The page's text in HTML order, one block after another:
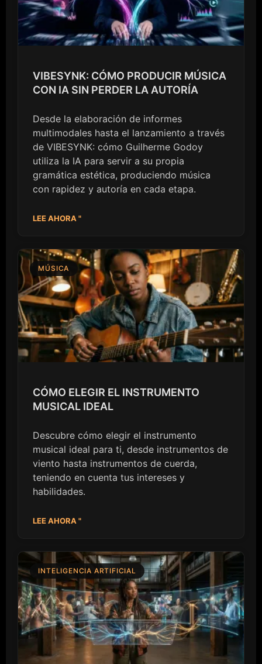
VIBESYNK: CÓMO PRODUCIR MÚSICA
CON IA SIN PERDER LA AUTORÍA
Desde la elaboración de informes
multimodales hasta el lanzamiento a través
de VIBESYNK: cómo Guilherme Godoy
utiliza la IA para servir a su propia
gramática estética, produciendo música
con rapidez y autoría en cada etapa.
LEE AHORA "
MÚSICA
CÓMO ELEGIR EL INSTRUMENTO
MUSICAL IDEAL
Descubre cómo elegir el instrumento
musical ideal para ti, desde instrumentos de
viento hasta instrumentos de cuerda,
teniendo en cuenta tus intereses y
habilidades.
LEE AHORA "
INTELIGENCIA ARTIFICIAL